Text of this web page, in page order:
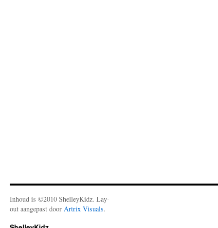
Inhoud is ©2010 ShelleyKidz. Lay-
out aangepast door Artrix Visuals.